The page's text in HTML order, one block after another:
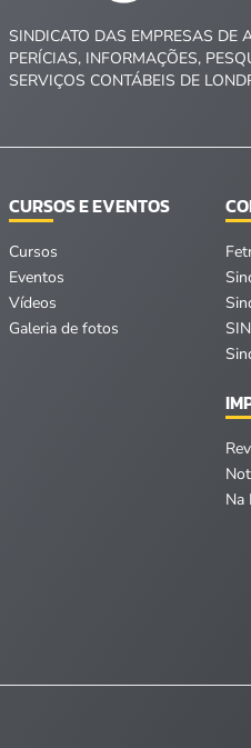
SINDICATO DAS EMPRESAS DE
PERÍCIAS, INFORMAÇÕES,
SERVIÇOS CONTÁBEIS DE
CURSOS E EVENTOS
Cursos
Eventos
Vídeos
Galeria de fotos
Na